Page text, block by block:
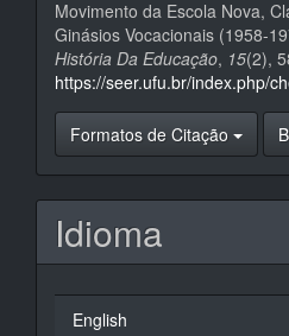
Movimento da Escola Nova,
Ginásios Vocacionais (1958-
História Da Educação, 15(2),
https://seer.ufu.br/index.php/
Formatos de Citação
Idioma
English